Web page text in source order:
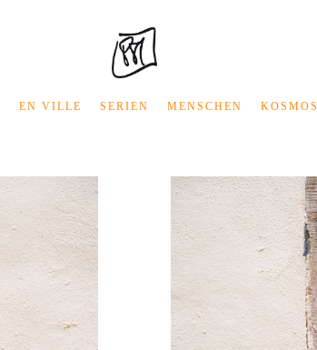
EN VILLE SERIEN MENSCHEN KOSMOS